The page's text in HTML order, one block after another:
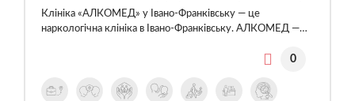
Клініка «АЛКОМЕД» у Івано-Франківську — це
наркологічна клініка в Івано-Франківську. АЛКОМЕД —…
0